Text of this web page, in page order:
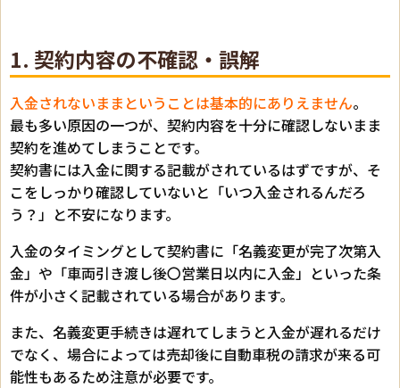
1. 契約内容の不確認・誤解
入金されないままということは基本的にありえません。
最も多い原因の一つが、契約内容を十分に確認しないまま
契約を進めてしまうことです。
契約書には入金に関する記載がされているはずですが、そ
こをしっかり確認していないと「いつ入金されるんだろ
う？」と不安になります。
入金のタイミングとして契約書に「名義変更が完了次第入
金」や「車両引き渡し後〇営業日以内に入金」といった条
件が小さく記載されている場合があります。
また、名義変更手続きは遅れてしまうと入金が遅れるだけ
でなく、場合によっては売却後に自動車税の請求が来る可
能性もあるため注意が必要です。